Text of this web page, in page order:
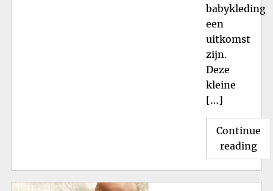
babykleding
een
uitkomst
zijn.
Deze
kleine
[…]
Continue
reading
de